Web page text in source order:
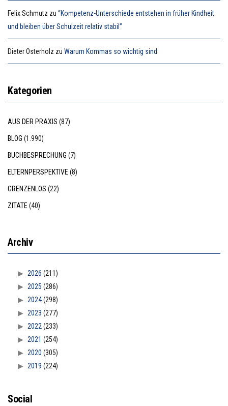
Felix Schmutz zu “Kompetenz-Unterschiede entstehen in früher Kindheit
und bleiben über Schulzeit relativ stabil”
Dieter Osterholz zu Warum Kommas so wichtig sind
Kategorien
AUS DER PRAXIS (87)
BLOG (1.990)
BUCHBESPRECHUNG (7)
ELTERNPERSPEKTIVE(8)
GRENZENLOS (22)
ZITATE(40)
Archiv
2026 (211)
2025 (286)
2024(298)
2023 (277)
2022(233)
2021 (254)
2020 (305)
2019 (224)
Social